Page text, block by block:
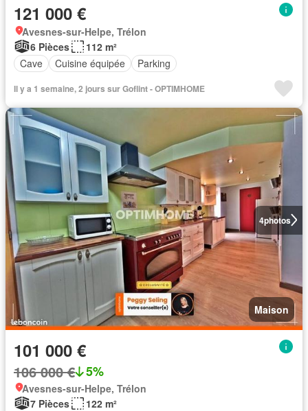
121 000 €
Avesnes-sur-Helpe, Trélon
6 Pièces
112 m²
Cave
Cuisine équipée Parking
Il y a 1 semaine, 2 jours sur Goflint - OPTIMHOME
4photos
Maison
101 000 €
106 000 € 5%
Avesnes-sur-Helpe, Trélon
7 Pièces
122 m²